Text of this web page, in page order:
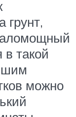
грунт,
такой
можно